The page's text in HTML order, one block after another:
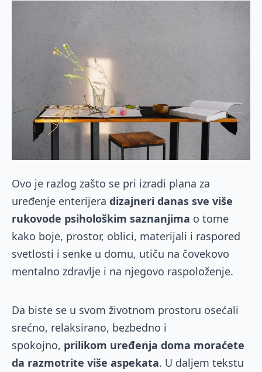
Ovo je razlog zašto se pri izradi plana za
uređenje enterijera dizajneri danas sve više
rukovode psihološkim saznanjima o tome
kako boje, prostor, oblici, materijali i raspored
svetlosti i senke u domu, utiču na čovekovo
mentalno zdravlje i na njegovo raspoloženje.
Da biste se u svom životnom prostoru osećali
srećno, relaksirano, bezbedno i
spokojno, prilikom uređenja doma moraćete
da razmotrite više aspekata. U daljem tekstu